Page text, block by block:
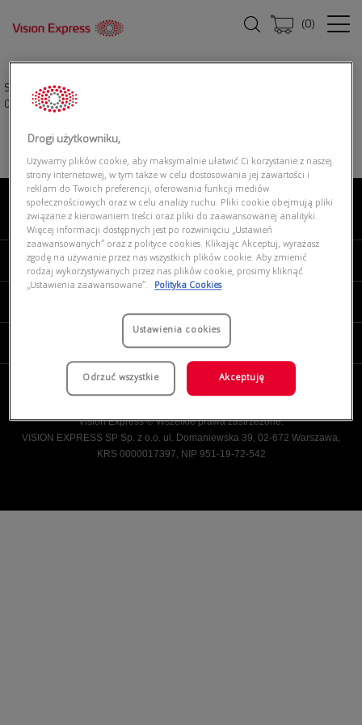
(0)
Strona główna|
0AX4130SU 823679
O NAS
MOJE VISION EXPRESS
Vision Express © Wszelkie prawa zastrzeżone.
VISION EXPRESS SP Sp. z o.o. ul. Domaniewska 39, 02-672 Warszawa,
KRS 0000017397, NIP 951-19-72-542
Drogi użytkowniku,
Używamy plików cookie, aby maksymalnie ułatwić Ci korzystanie z naszej
strony internetowej, w tym także w celu dostosowania jej zawartości i
reklam do Twoich preferencji, oferowania funkcji mediów
społecznościowych oraz w celu analizy ruchu. Pliki cookie obejmują pliki
związane z kierowaniem treści oraz pliki do zaawansowanej analityki.
Więcej informacji dostępnych jest po rozwinięciu „Ustawień
zaawansowanych” oraz z polityce cookies. Klikając Akceptuj, wyrażasz
zgodę na używanie przez nas wszystkich plików cookie. Aby zmienić
rodzaj wykorzystywanych przez nas plików cookie, prosimy kliknąć
„Ustawienia zaawansowane”.
Polityka Cookies
Ustawienia cookies
Odrzuć wszystkie Akceptuję